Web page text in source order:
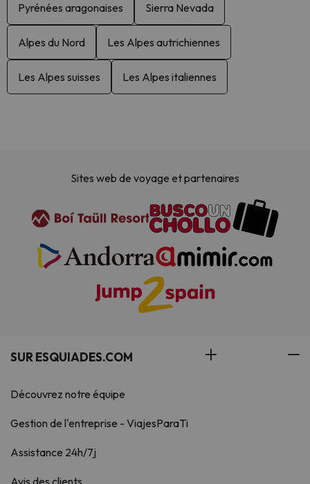
Pyrénées aragonaises Sierra Nevada
Alpes du Nord Les Alpes autrichiennes
Les Alpes suisses Les Alpes italiennes
Sites web de voyage et partenaires
SUR ESQUIADES.COM
Découvrez notre équipe
Gestion de l'entreprise - ViajesParaTi
Assistance 24h/7j